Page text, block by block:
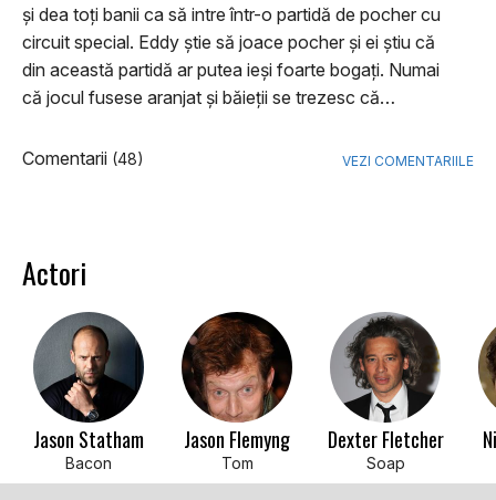
și dea toți banii ca să intre într-o partidă de pocher cu
circuit special. Eddy știe să joace pocher și ei știu că
din această partidă ar putea ieși foarte bogați. Numai
că jocul fusese aranjat și băieții se trezesc că…
Comentarii (48) VEZI COMENTARIILE
Actori
Jason Statham
Bacon
Jason Flemyng
Tom
Dexter Fletcher
Soap